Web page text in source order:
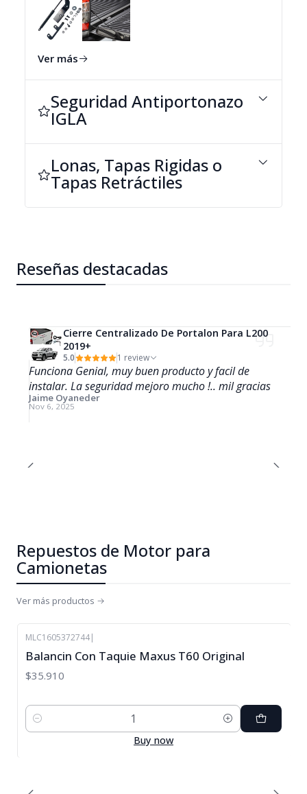
Ver más
Seguridad Antiportonazo
IGLA
Lonas, Tapas Rigidas o
Tapas Retráctiles
Reseñas destacadas
Cierre Centralizado De Portalon Para L200
2019+
5.0 1 review
Funciona Genial, muy buen producto y facil de
instalar. La seguridad mejoro mucho !.. mil gracias
Jaime Oyaneder
Nov 6, 2025
Repuestos de Motor para
Camionetas
Ver más productos
MLC1605372744|
Balancin Con Taquie Maxus T60 Original
$35.910
Cantidad
Buy now